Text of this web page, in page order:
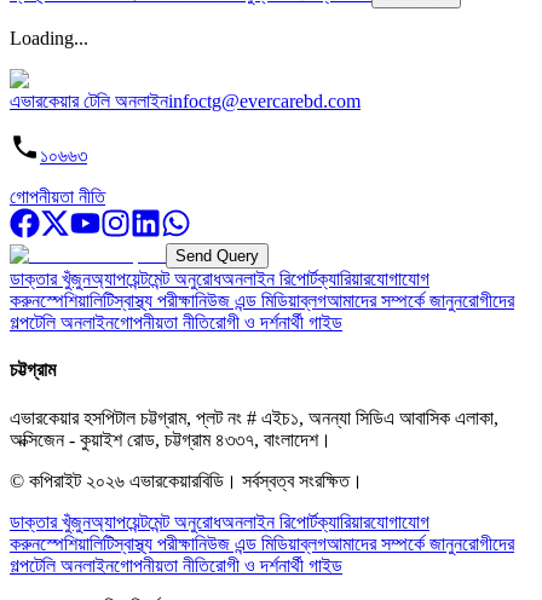
Loading...
এভারকেয়ার টেলি অনলাইনinfoctg@evercarebd.com
১০৬৬৩
গোপনীয়তা নীতি
Send Query
ডাক্তার খুঁজুনঅ্যাপয়েন্টমেন্ট অনুরোধঅনলাইন রিপোর্টক্যারিয়ারযোগাযোগ
করুনস্পেশিয়ালিটিস্বাস্থ্য পরীক্ষানিউজ এন্ড মিডিয়াব্লগআমাদের সম্পর্কে জানুনরোগীদের
গল্পটেলি অনলাইনগোপনীয়তা নীতিরোগী ও দর্শনার্থী গাইড
চট্টগ্রাম
এভারকেয়ার হসপিটাল চট্টগ্রাম, প্লট নং # এইচ১, অনন্যা সিডিএ আবাসিক এলাকা,
অক্সিজেন - কুয়াইশ রোড, চট্টগ্রাম ৪৩৩৭, বাংলাদেশ।
© কপিরাইট ২০২৬ এভারকেয়ারবিডি। সর্বস্বত্ব সংরক্ষিত।
ডাক্তার খুঁজুনঅ্যাপয়েন্টমেন্ট অনুরোধঅনলাইন রিপোর্টক্যারিয়ারযোগাযোগ
করুনস্পেশিয়ালিটিস্বাস্থ্য পরীক্ষানিউজ এন্ড মিডিয়াব্লগআমাদের সম্পর্কে জানুনরোগীদের
গল্পটেলি অনলাইনগোপনীয়তা নীতিরোগী ও দর্শনার্থী গাইড